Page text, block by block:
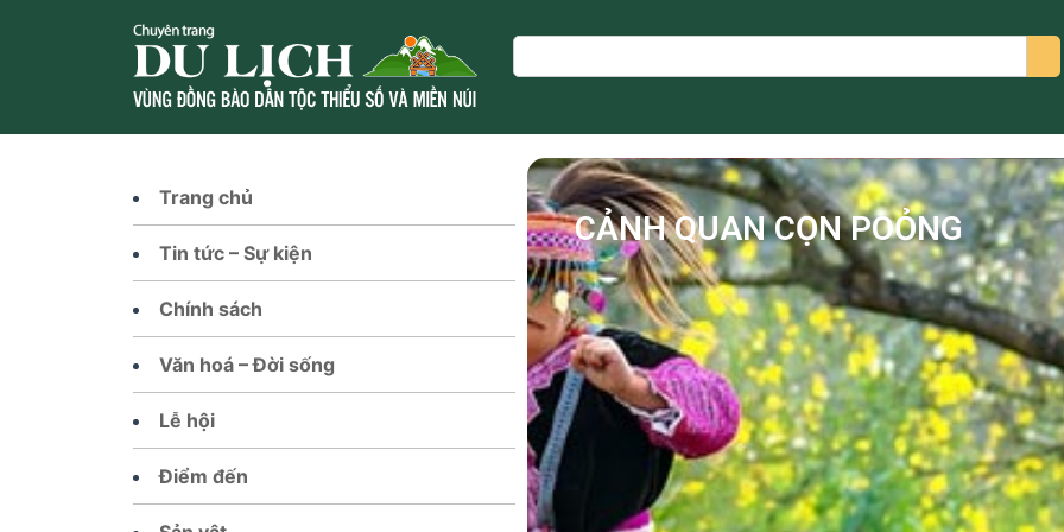
Search
Trang chủ
Tin tức – Sự kiện
Chính sách
Văn hoá – Đời sống
Lễ hội
Điểm đến
CẢNH QUAN CỌN POỎNG